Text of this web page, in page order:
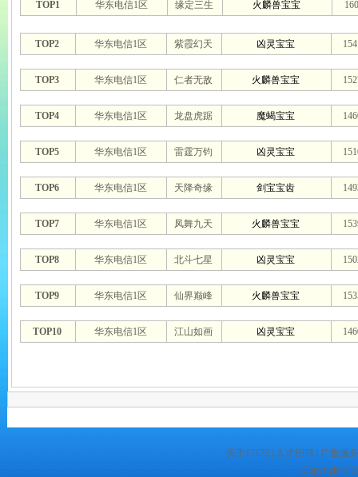
TOP1 华东电信1区 缘定三生 火麟兽宝宝
TOP2 华东电信1区 紫霞幻天 凶灵宝宝
TOP3 华东电信1区 仁者无敌 火麟兽宝宝
TOP4 华东电信1区 龙盘虎踞 魔蝎宝宝
TOP5 华东电信1区 雷霆万钧 凶灵宝宝
TOP6 华东电信1区 天降奇缘 剑宝宝齿
TOP7 华东电信1区 凤舞九天 火麟兽宝宝
TOP8 华东电信1区 北斗七星 凶灵宝宝
TOP9 华东电信1区 仙界巅峰 火麟兽宝宝
TOP10 华东电信1区 江山如画 凶灵宝宝
关于17173 人才招聘
广告服务
Copyright ©